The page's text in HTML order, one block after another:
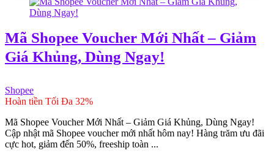
Mã Shopee Voucher Mới Nhất – Giảm
Giá Khủng, Dùng Ngay!
Shopee
Hoàn tiền Tối Đa 32%
Mã Shopee Voucher Mới Nhất – Giảm Giá Khủng, Dùng Ngay!
Cập nhật mã Shopee voucher mới nhất hôm nay! Hàng trăm ưu đãi
cực hot, giảm đến 50%, freeship toàn ...